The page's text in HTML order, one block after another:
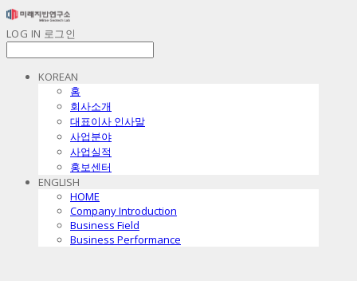
LOG IN 로그인
KOREAN
홈
회사소개
대표이사 인사말
사업분야
사업실적
홍보센터
ENGLISH
HOME
Company Introduction
Business Field
Business Performance